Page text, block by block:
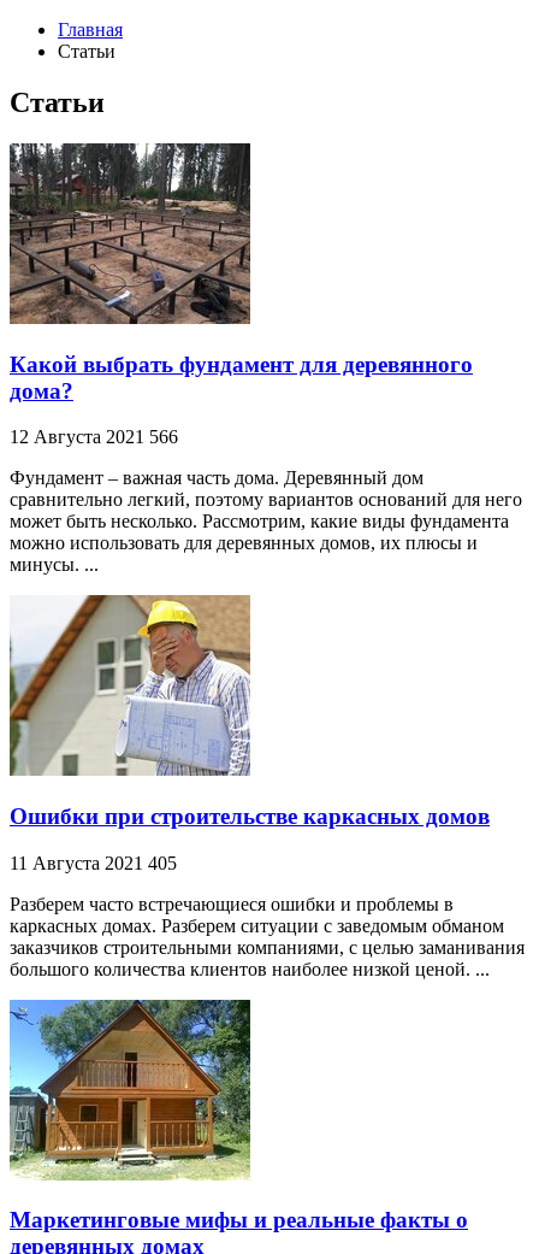
Главная
Статьи
Статьи
Какой выбрать фундамент для деревянного
дома?
12 Августа 2021 566
Фундамент – важная часть дома. Деревянный дом
сравнительно легкий, поэтому вариантов оснований для него
может быть несколько. Рассмотрим, какие виды фундамента
можно использовать для деревянных домов, их плюсы и
минусы. ...
Ошибки при строительстве каркасных домов
11 Августа 2021 405
Разберем часто встречающиеся ошибки и проблемы в
каркасных домах. Разберем ситуации с заведомым обманом
заказчиков строительными компаниями, с целью заманивания
большого количества клиентов наиболее низкой ценой. ...
Маркетинговые мифы и реальные факты о
деревянных домах